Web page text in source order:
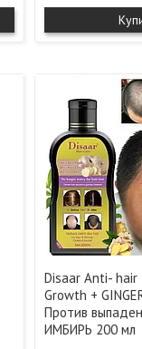
Disaar Anti-
Growth +
Против
ИМБИРЬ 200 мл